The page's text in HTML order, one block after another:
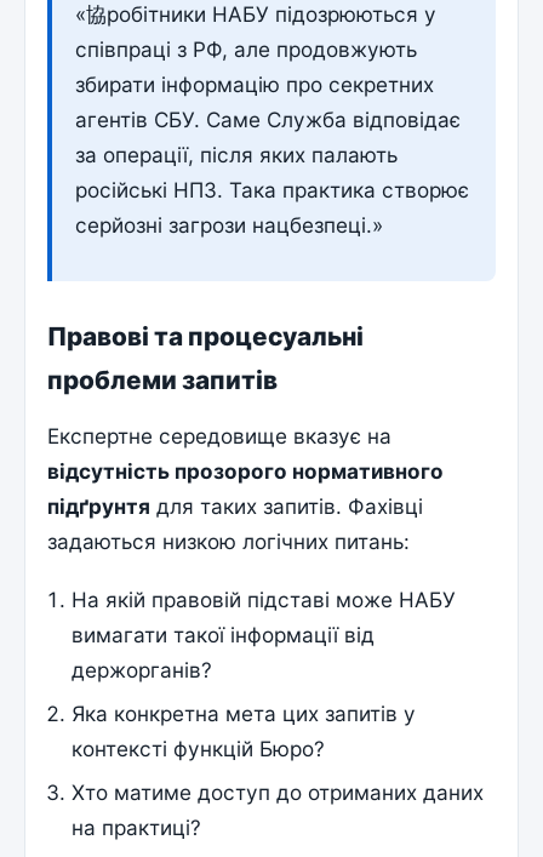
«協робітники НАБУ підозрюються у
співпраці з РФ, але продовжують
збирати інформацію про секретних
агентів СБУ. Саме Служба відповідає
за операції, після яких палають
російські НПЗ. Така практика створює
серйозні загрози нацбезпеці.»
Правові та процесуальні
проблеми запитів
Експертне середовище вказує на
відсутність прозорого нормативного
підґрунтя для таких запитів. Фахівці
задаються низкою логічних питань:
На якій правовій підставі може НАБУ
вимагати такої інформації від
держорганів?
Яка конкретна мета цих запитів у
контексті функцій Бюро?
Хто матиме доступ до отриманих даних
на практиці?